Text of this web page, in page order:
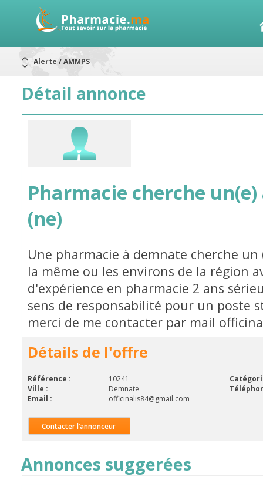
Alerte / AMMPS
Aureomycine ophtalmique : Rappel de lots
Nouveau : Déclaration d'effets indésirables
ARRÊT DE COMMERCIALISATION
RAPPELS DE LOTS
Rappel de lots : préparations lactées
Détail annonce
Pharmacie cherche
(ne)
Une pharmacie à demnate cherche
la même ou les environs de la région
d'expérience en pharmacie 2 ans
sens de responsabilité pour un poste
merci de me contacter par mail
Détails de l'offre
Référence : 10241
Ville :
Demnate
Email :
officinalis84@gmail.com
Contacter l’annonceur
Annonces suggerées